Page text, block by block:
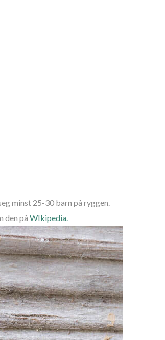
minst 25-30 barn på ryggen.
den på WIkipedia.